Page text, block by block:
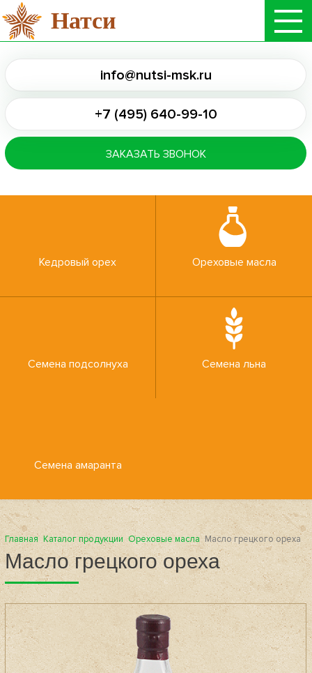
Натси
info@nutsi-msk.ru
+7 (495) 640-99-10
ЗАКАЗАТЬ ЗВОНОК
Кедровый орех Ореховые масла
Семена подсолнуха Семена льна
Семена амаранта
Главная Каталог продукции Ореховые масла Масло грецкого ореха
Масло грецкого ореха